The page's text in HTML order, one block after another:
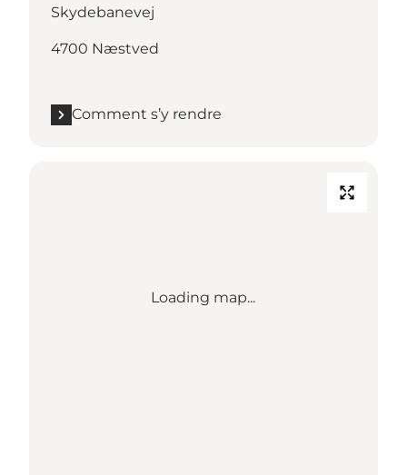
Skydebanevej
4700 Næstved
Comment s’y rendre
Loading map...